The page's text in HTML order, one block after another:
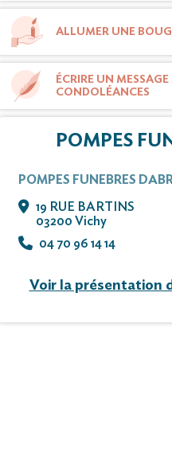
ALLUMER UNE
ÉCRIRE UN MESSAGE
CONDOLÉANCES
POMPES
POMPES FUNEBRES
19 RUE BARTINS
03200 Vichy
04 70 96 14 14
Voir la présentation